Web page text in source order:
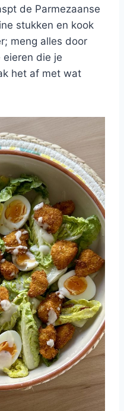
de Parmezaanse
stukken en kook
meng alles door
eieren die je
het af met wat